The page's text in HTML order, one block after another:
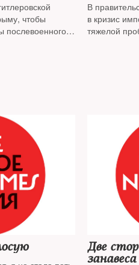
чтобы
послевоенного
В
в кризис
тяжелой
Две
занавеса